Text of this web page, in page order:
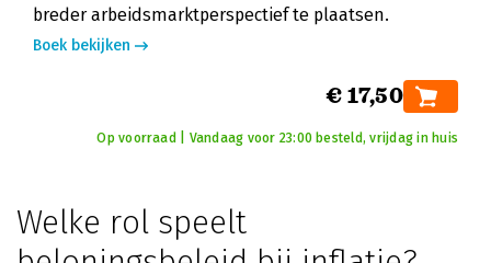
breder arbeidsmarktperspectief te plaatsen.
Boek bekijken
€ 17,50
Op voorraad | Vandaag voor 23:00 besteld, vrijdag in huis
Welke rol speelt